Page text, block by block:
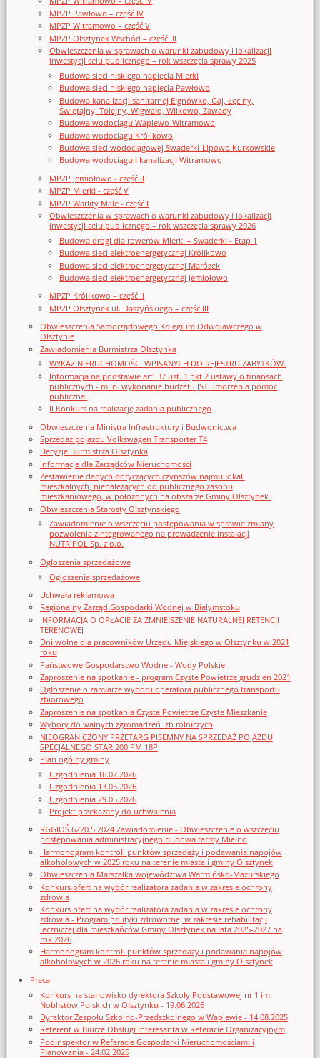
MPZP Pawłowo – część IV
MPZP Witramowo – część V
MPZP Olsztynek Wschód – część III
Obwieszczenia w sprawach o warunki zabudowy i lokalizacji
inwestycji celu publicznego – rok wszczęcia sprawy 2025
Budowa sieci niskiego napięcia Mierki
Budowa sieci niskiego napięcia Pawłowo
Budowa kanalizacji sanitarnej Elgnówko, Gaj, Łęciny,
Świętajny, Tolejny, Wigwałd, Wilkowo, Zawady
Budowa wodociągu Waplewo-Witramowo
Budowa wodociągu Królikowo
Budowa sieci wodociągowej Swaderki-Lipowo Kurkowskie
Budowa wodociągu i kanalizacji Witramowo
MPZP Jemiołowo - część II
MPZP Mierki - część V
MPZP Warlity Małe - część I
Obwieszczenia w sprawach o warunki zabudowy i lokalizacji
inwestycji celu publicznego – rok wszczęcia sprawy 2026
Budowa drogi dla rowerów Mierki – Swaderki - Etap 1
Budowa sieci elektroenergetycznej Królikowo
Budowa sieci elektroenergetycznej Marózek
Budowa sieci elektroenergetycznej Jemiołowo
MPZP Królikowo – część II
MPZP Olsztynek ul. Daszyńskiego – część III
Obwieszczenia Samorządowego Kolegium Odwoławczego w
Olsztynie
Zawiadomienia Burmistrza Olsztynka
WYKAZ NIERUCHOMOŚCI WPISANYCH DO REJESTRU ZABYTKÓW.
Informacja na podstawie art. 37 ust. 1 pkt 2 ustawy o finansach
publicznych - m.in. wykonanie budżetu JST umorzenia pomoc
publiczna.
II Konkurs na realizację zadania publicznego
Obwieszczenia Ministra Infrastruktury i Budwonictwa
Sprzedaż pojazdu Volkswagen Transporter T4
Decyzje Burmistrza Olsztynka
Informacje dla Zarządców Nieruchomości
Zestawienie danych dotyczących czynszów najmu lokali
mieszkalnych, nienależących do publicznego zasobu
mieszkaniowego, w położonych na obszarze Gminy Olsztynek.
Obwieszczenia Starosty Olsztyńskiego
Zawiadomienie o wszczęciu postępowania w sprawie zmiany
pozwolenia zintegrowanego na prowadzenie instalacji
NUTRIPOL Sp. z o.o.
Ogłoszenia sprzedażowe
Ogłoszenia sprzedażowe
Uchwała reklamowa
Regionalny Zarząd Gospodarki Wodnej w Białymstoku
INFORMACJA O OPŁACIE ZA ZMNIEJSZENIE NATURALNEJ RETENCJI
TERENOWEJ
Dni wolne dla pracowników Urzędu Miejskiego w Olsztynku w 2021
roku
Państwowe Gospodarstwo Wodne - Wody Polskie
Zaproszenie na spotkanie - program Czyste Powietrze grudzień 2021
Ogłoszenie o zamiarze wyboru operatora publicznego transportu
zbiorowego
Zaproszenie na spotkania Czyste Powietrze Czyste Mieszkanie
Wybory do walnych zgromadzeń izb rolniczych
NIEOGRANICZONY PRZETARG PISEMNY NA SPRZEDAŻ POJAZDU
SPECJALNEGO STAR 200 PM 18P
Plan ogólny gminy
Uzgodnienia 16.02.2026
Uzgodnienia 13.05.2026
Uzgodnienia 29.05.2026
Projekt przekazany do uchwalenia
RGGIOŚ.6220.5.2024 Zawiadomienie - Obwieszczenie o wszczęciu
postępowania administracyjnego budowa farmy Mielno
Harmonogram kontroli punktów sprzedaży i podawania napojów
alkoholowych w 2025 roku na terenie miasta i gminy Olsztynek
Obwieszczenia Marszałka województwa Warmińsko-Mazurskiego
Konkurs ofert na wybór realizatora zadania w zakresie ochrony
zdrowia
Konkurs ofert na wybór realizatora zadania w zakresie ochrony
zdrowia - Program polityki zdrowotnej w zakresie rehabilitacji
leczniczej dla mieszkańców Gminy Olsztynek na lata 2025-2027 na
rok 2026
Harmonogram kontroli punktów sprzedaży i podawania napojów
alkoholowych w 2026 roku na terenie miasta i gminy Olsztynek
Praca
Konkurs na stanowisko dyrektora Szkoły Podstawowej nr 1 im.
Noblistów Polskich w Olsztynku - 19.06.2026
Dyrektor Zespołu Szkolno-Przedszkolnego w Waplewie - 14.08.2025
Referent w Biurze Obsługi Interesanta w Referacie Organizacyjnym
Podinspektor w Referacie Gospodarki Nieruchomościami i
Planowania - 24.02.2025